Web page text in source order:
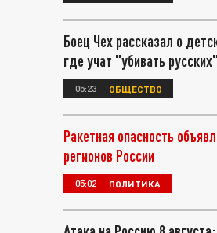
Боец Чех рассказал о
где учат "убивать русских"
05:23 ОБЩЕСТВО
Ракетная опасность
регионов России
05:02 ПОЛИТИКА